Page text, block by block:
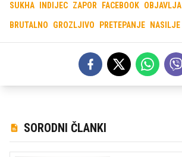
SUKHA INDIJEC ZAPOR FACEBOOK OBJAVLJA
BRUTALNO GROZLJIVO PRETEPANJE NASILJE
SORODNI ČLANKI